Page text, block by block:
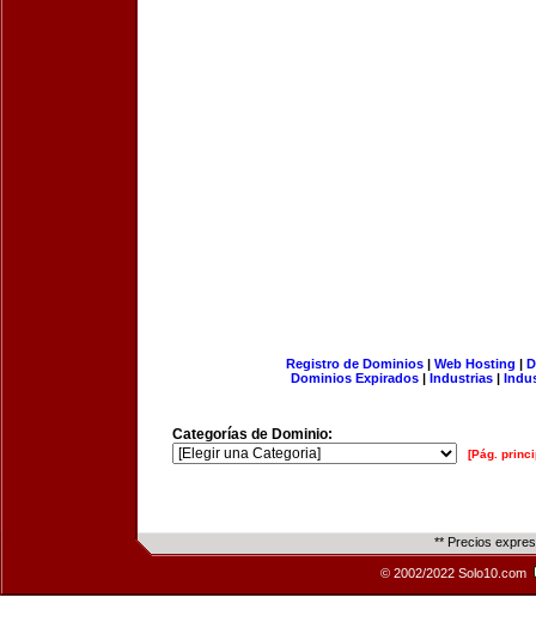
Registro de Dominios| Web Hosting |
Dominios Expirados | Industrias |
Categorías de Dominio:
[Pág.
** Precios
© 2002/2022 Solo10.com